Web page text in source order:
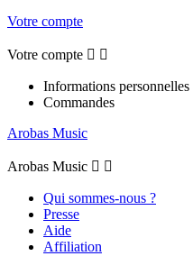
Votre compte
Votre compte  
Informations personnelles
Commandes
Arobas Music
Arobas Music  
Qui sommes-nous ?
Presse
Aide
Affiliation